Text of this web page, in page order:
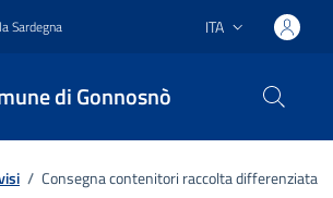
Sardegna Lingua attiva:
ITA
di Gonnosnò
/ Consegna contenitori raccolta differenziata